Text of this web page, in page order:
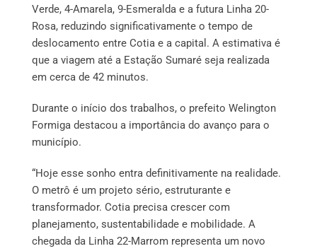
Verde, 4-Amarela, 9-Esmeralda e a futura Linha 20-
Rosa, reduzindo significativamente o tempo de
deslocamento entre Cotia e a capital. A estimativa é
que a viagem até a Estação Sumaré seja realizada
em cerca de 42 minutos.
Durante o início dos trabalhos, o prefeito Welington
Formiga destacou a importância do avanço para o
município.
“Hoje esse sonho entra definitivamente na realidade.
O metrô é um projeto sério, estruturante e
transformador. Cotia precisa crescer com
planejamento, sustentabilidade e mobilidade. A
chegada da Linha 22-Marrom representa um novo